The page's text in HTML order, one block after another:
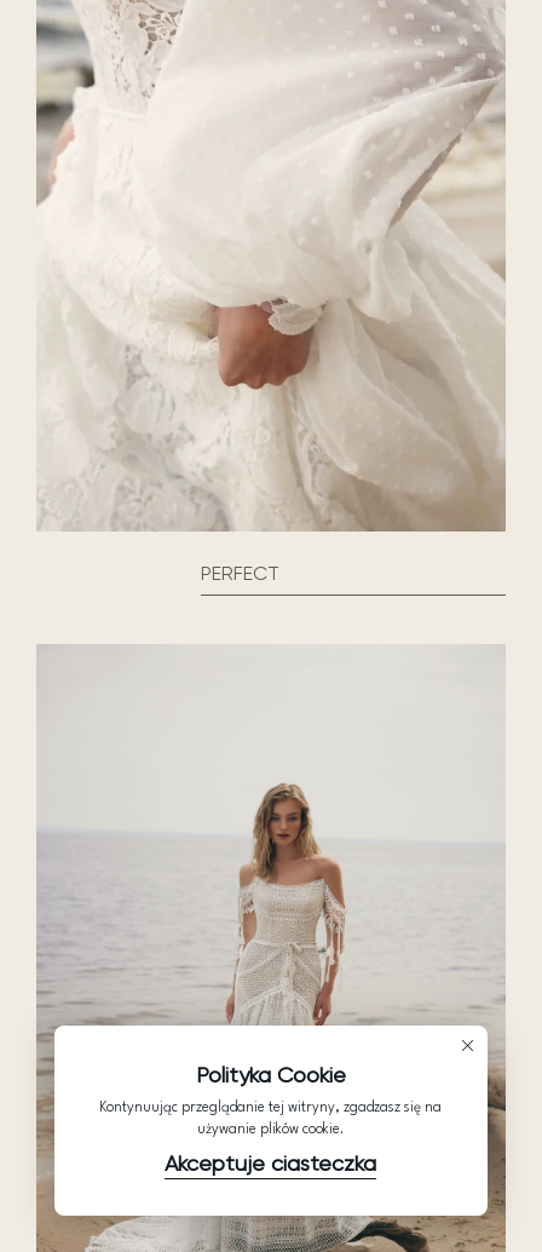
PERFECT
Polityka Cookie
Kontynuując przeglądanie tej witryny, zgadzasz się na
używanie plików cookie.
Akceptuje ciasteczka